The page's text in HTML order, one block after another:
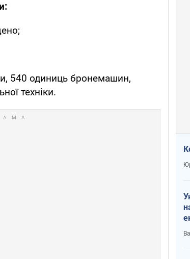
540 одиниць бронемашин,
техніки.